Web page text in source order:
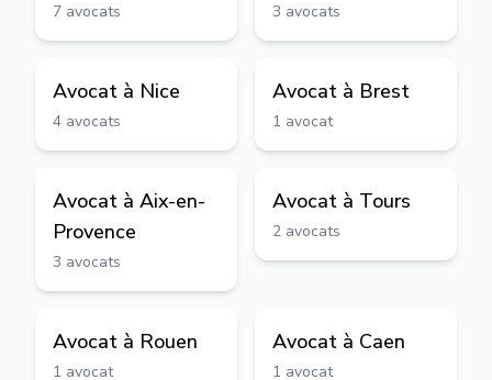
7 avocats 3 avocats
Avocat à Nice
4 avocats
Avocat à Brest
1 avocat
Avocat à Aix-en-
Provence
3 avocats
Avocat à Tours
2 avocats
Avocat à Rouen
1 avocat
Avocat à Caen
1 avocat